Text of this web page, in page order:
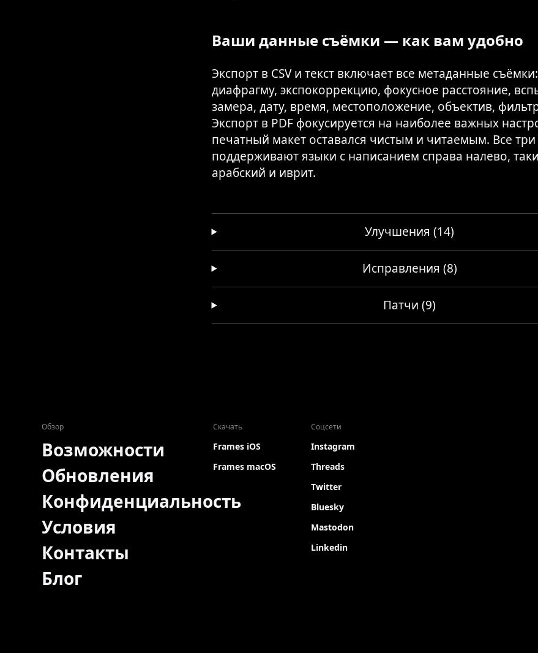
Ваши данные съёмки — как вам удобно
Экспорт в CSV и текст включает все метаданные
диафрагму, экспокоррекцию, фокусное расстояние,
замера, дату, время, местоположение, объектив,
Экспорт в PDF фокусируется на наиболее важных
печатный макет оставался чистым и читаемым. Все
поддерживают языки с написанием справа налево,
арабский и иврит.
Улучшения (14)
Исправления (8)
Патчи (9)
Обзор
Возможности
Обновления
Конфиденциальность
Условия
Контакты
Блог
Скачать
Frames iOS
Frames macOS
Соцсети
Instagram
Threads
Twitter
Bluesky
Mastodon
Linkedin